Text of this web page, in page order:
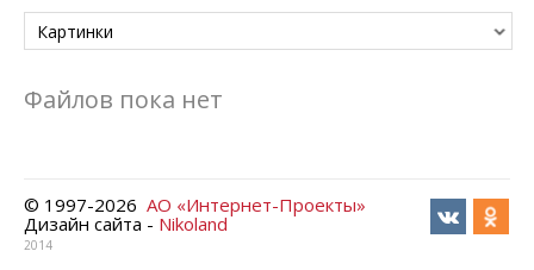
Картинки
Файлов пока нет
© 1997-2026 АО «Интернет-Проекты»
Дизайн сайта - Nikoland
2014